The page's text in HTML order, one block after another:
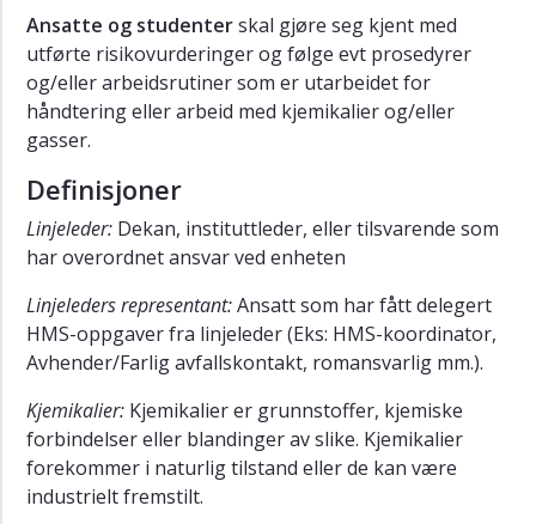
kjemikalier
og
gasser
Prosedyre
arbeid
med
kjemikalier
og
Prosedyre
for
peroksiddannende
kjemikalier
Prosedyre
for
bombekjemikalier
Ansatte og studenterskal gjøre seg kjent med
utførte risikovurderinger og følge evt prosedyrer
og/eller arbeidsrutiner som er utarbeidet for
håndtering eller arbeid med kjemikalier og/eller
gasser.
Definisjoner
Linjeleder: Dekan, instituttleder, eller tilsvarende som
har overordnet ansvar ved enheten
Linjeleders representant:Ansatt som har fått delegert
HMS-oppgaver fra linjeleder (Eks: HMS-koordinator,
Avhender/Farlig avfallskontakt, romansvarlig mm.).
Kjemikalier: Kjemikalier er grunnstoffer, kjemiske
forbindelser eller blandinger av slike. Kjemikalier
forekommer i naturlig tilstand eller de kan være
industrielt fremstilt.